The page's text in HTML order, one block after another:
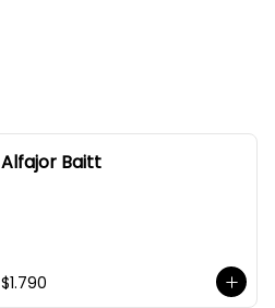
Alfajor Baitt
$1.790